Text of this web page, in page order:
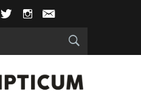
FACEBOOKTWITTERINSTAGRAM